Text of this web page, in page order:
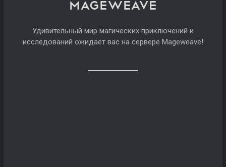
Mageweave
Удивительный мир магических приключений и
исследований ожидает вас на сервере Mageweave!